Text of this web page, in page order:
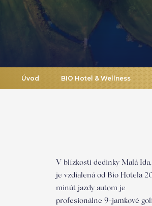
Úvod BIO Hotel & Wellness
V blízkosti dedinky Malá
je vzdialená od Bio Hotela
minút jazdy autom je
profesionálne 9-jamkové